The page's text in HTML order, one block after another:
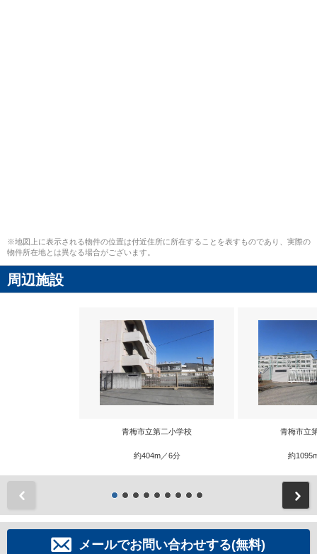
※地図上に表示される物件の位置は付近住所に所在することを表すものであり、実際の
物件所在地とは異なる場合がございます。
周辺施設
青梅市立第二小学校
約404m／6分
青梅市立
約
メールでお問い合わせする(無料)